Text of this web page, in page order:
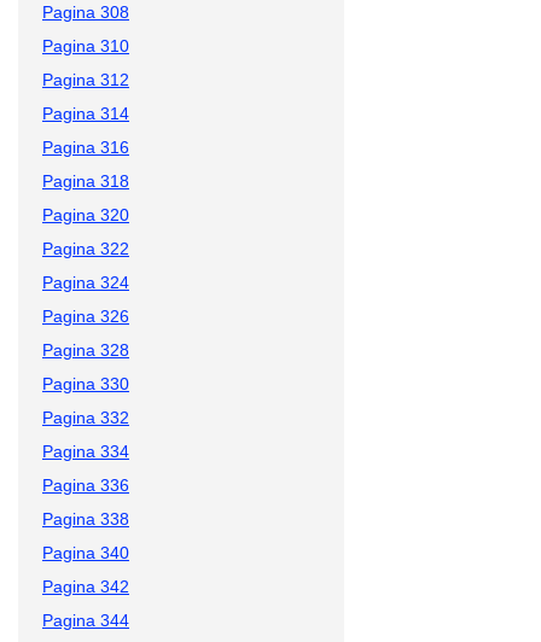
Pagina 308
Pagina 310
Pagina 312
Pagina 314
Pagina 316
Pagina 318
Pagina 320
Pagina 322
Pagina 324
Pagina 326
Pagina 328
Pagina 330
Pagina 332
Pagina 334
Pagina 336
Pagina 338
Pagina 340
Pagina 342
Pagina 344